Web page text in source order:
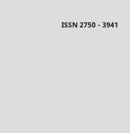
ISSN 2750 - 3941